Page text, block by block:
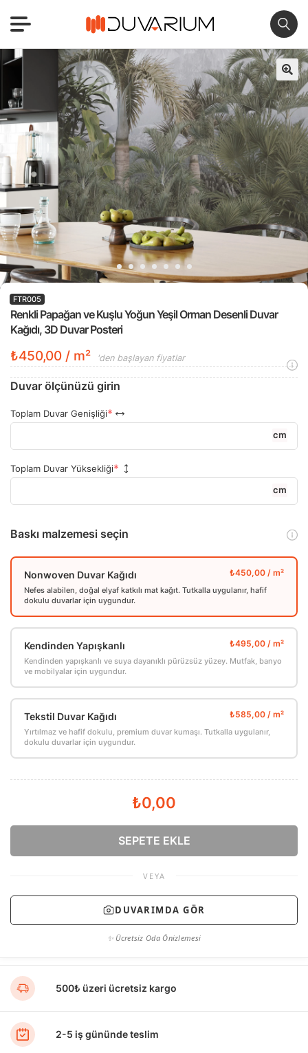
🔍
Renkli Papağan ve Kuşlu Yoğun Yeşil Orman Desenli Duvar
Kağıdı, 3D Duvar Posteri
FTR005
₺450,00 / m² 'den başlayan fiyatlar
Duvar ölçünüzü girin
Toplam Duvar Genişliği
cm
Toplam Duvar Yüksekliği
cm
Baskı malzemesi seçin
Nonwoven Duvar Kağıdı
Nefes alabilen, doğal elyaf katkılı mat kağıt. Tutkalla uygulanır, hafif
dokulu duvarlar için uygundur.
Kendinden Yapışkanlı
Kendinden yapışkanlı ve suya dayanıklı pürüzsüz yüzey. Mutfak, banyo
ve mobilyalar için uygundur.
Tekstil Duvar Kağıdı
Yırtılmaz ve hafif dokulu, premium duvar kumaşı. Tutkalla uygulanır,
dokulu duvarlar için uygundur.
₺0,00
SEPETE EKLE
VEYA
DUVARIMDA GÖR
✨ Ücretsiz Oda Önizlemesi
500₺ üzeri ücretsiz kargo
2-5 iş gününde teslim